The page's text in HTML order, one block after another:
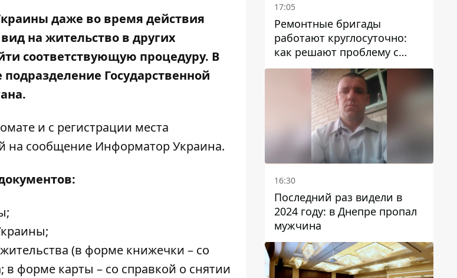
даже во время действия
на жительство в других
соответствующую процедуру. В
Государственной
и с регистрации места
на сообщение Информатор Украина.
(в форме книжечки – со
форме карты – со справкой о снятии
17:05
Ремонтные бригады
работают круглосуточно:
как решают проблему с
водой в Марганецкой
громаде
16:30
Последний раз видели в
2024 году: в Днепре пропал
мужчина